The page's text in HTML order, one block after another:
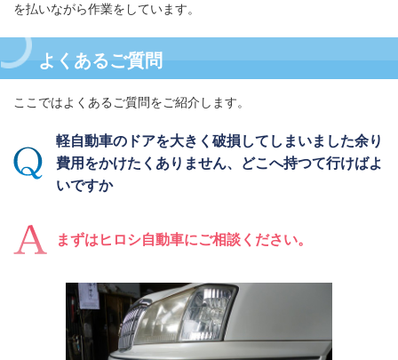
を払いながら作業をしています。
よくあるご質問
ここではよくあるご質問をご紹介します。
軽自動車のドアを大きく破損してしまいました余り
費用をかけたくありません、どこへ持つて行けばよ
いですか
まずはヒロシ自動車にご相談ください。